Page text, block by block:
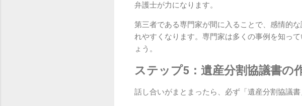
弁護士が力になります。
第三者である専門家が間に入ることで、感情的
れやすくなります。専門家は多くの事例を知っ
ょう。
ステップ5：遺産分割協議書の
話し合いがまとまったら、必ず「遺産分割協議